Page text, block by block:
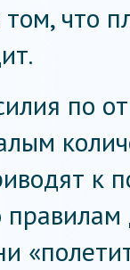
том, что
по
к